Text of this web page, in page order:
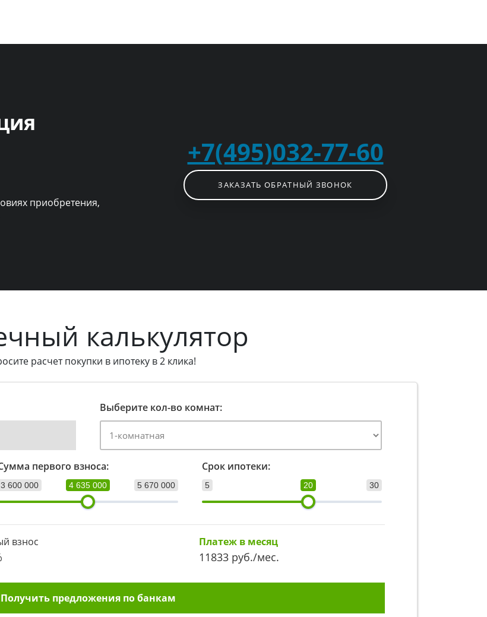
приобретения,
+7(495)032-77-60
ЗАКАЗАТЬ ОБРАТНЫЙ ЗВОНОК
калькулятор
расчет покупки в ипотеку в 2 клика!
Выберите кол-во комнат:
первого взноса:
3 600 000 5 670 000
4 635 000
Срок ипотеки:
5 30
20
взнос Платеж в месяц
11833руб./мес.
Получить предложения по банкам